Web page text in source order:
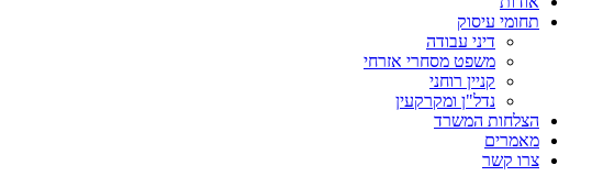
תחומי עיסוק
דיני עבודה
משפט מסחרי אזרחי
קניין רוחני
נדל"ן ומקרקעין
הצלחות המשרד
מאמרים
צרו קשר